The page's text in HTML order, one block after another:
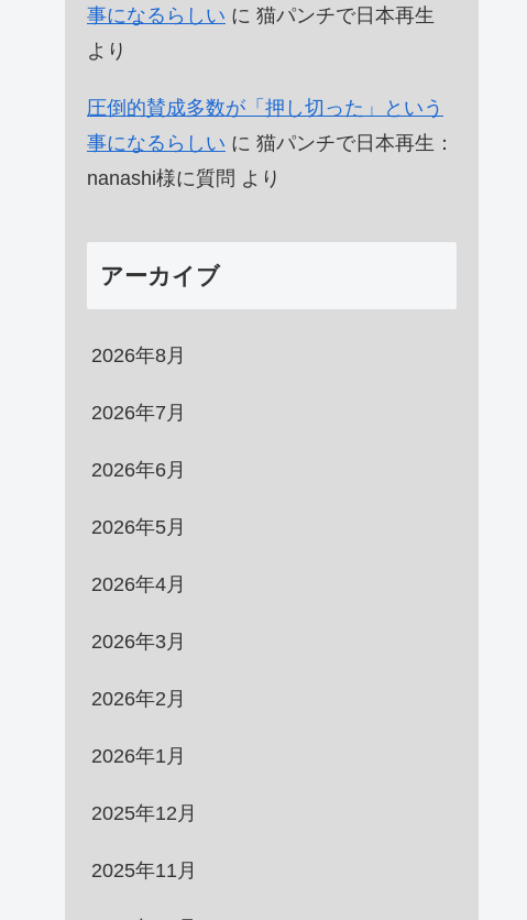
事になるらしい に 猫パンチで日本再生
より
圧倒的賛成多数が「押し切った」という
事になるらしい に 猫パンチで日本再生：
nanashi様に質問 より
アーカイブ
2026年8月
2026年7月
2026年6月
2026年5月
2026年4月
2026年3月
2026年2月
2026年1月
2025年12月
2025年11月